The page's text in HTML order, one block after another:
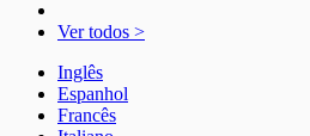
Ver todos >
Inglês
Espanhol
Francês